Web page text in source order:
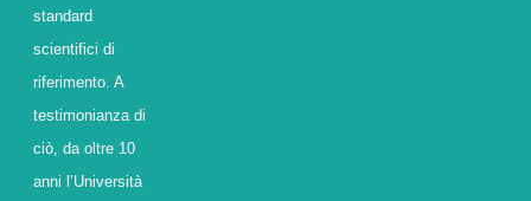
standard
scientifici di
riferimento. A
testimonianza di
ciò, da oltre 10
anni l’Università